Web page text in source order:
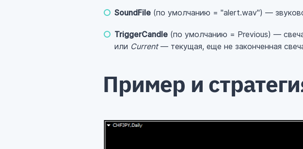
SoundFile (по умолчанию = "alert.wav") —
TriggerCandle (по умолчанию = Previous) —
или Current— текущая, еще не законченная
Пример и